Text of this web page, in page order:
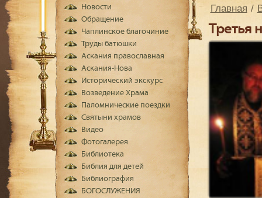
Главная
Третья
Новости
Обращение
Чаплинское благочиние
Труды батюшки
Аскания православная
Аскания-Нова
Исторический экскурс
Возведение Храма
Паломнические поездки
Святыни храмов
Видео
Фотогалерея
Библиотека
Библия для детей
Библиография
БОГОСЛУЖЕНИЯ